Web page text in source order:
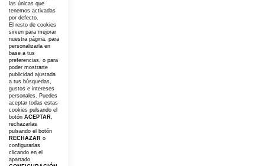
las únicas que
tenemos activadas
por defecto.
El resto de cookies
sirven para mejorar
nuestra página, para
personalizarla en
base a tus
preferencias, o para
poder mostrarte
publicidad ajustada
a tus búsquedas,
gustos e intereses
personales. Puedes
aceptar todas estas
cookies pulsando el
botón ACEPTAR,
rechazarlas
pulsando el botón
RECHAZAR o
configurarlas
clicando en el
apartado